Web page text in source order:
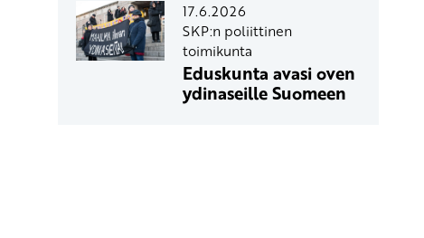
17.6.2026
SKP:n poliittinen
toimikunta
Eduskunta avasi oven
ydinaseille Suomeen